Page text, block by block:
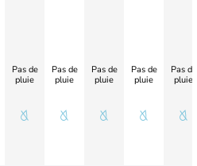
Pas de
pluie
Pas de
pluie
Pas de
pluie
Pas de
pluie
Pas de
pluie